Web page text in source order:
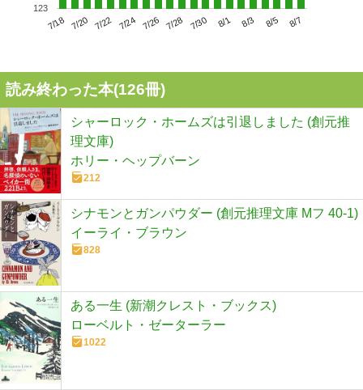
7/18 7/20 7/22 7/24 7/26 7/28 7/30 8/1 8/3 8/5 8/7
123
読み終わった本(126冊)
シャーロック・ホームズは引退しました (創元推
理文庫)
ホリー・ヘップバーン
212
シナモンとガンパウダー (創元推理文庫 Mフ 40-1)
イーライ・ブラウン
828
ある一生 (新潮クレスト・ブックス)
ローベルト・ゼーターラー
1022